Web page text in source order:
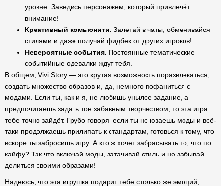
уровне. Заведись персонажем, который привлечёт
внимание!
Креативный комьюнити. Залетай в чаты, обменивайся
стилями и даже получай фидбек от других игроков!
Невероятные события. Постоянные тематические
событийные одевалки ждут тебя.
В общем, Vivi Story — это крутая возможность поразвлекаться,
создать множество образов и, да, немного пофаниться с
модами. Если ты, как и я, не любишь унылое задание, а
предпочитаешь задать тон забавным творчеством, то эта игра
тебе точно зайдёт. Грубо говоря, если ты не юзаешь моды и всё-
таки продолжаешь прилипать к стандартам, готовься к тому, что
вскоре ты забросишь игру. А кто ж хочет забрасывать то, что по
кайфу? Так что включай моды, затачивай стиль и не забывай
делиться своими образами!
Надеюсь, что эта игрушка подарит тебе столько же эмоций,